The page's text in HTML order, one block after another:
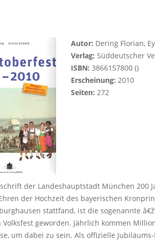
Autor: Dering Florian,
Verlag: Süddeutscher
ISBN: 3866157800 ()
Erscheinung: 2010
Seiten: 272
der Landeshauptstadt München 200
der Hochzeit des bayerischen
stattfand, ist die sogenannte
Volksfest geworden. Jährlich kommen
um dabei zu sein. Als offizielle